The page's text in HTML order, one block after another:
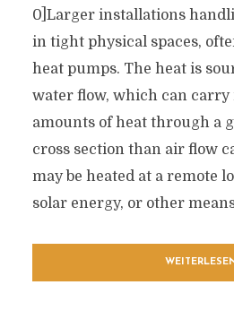
0]Larger installations
in tight physical spaces,
heat pumps. The heat is
water flow, which can
amounts of heat through a
cross section than air flow
may be heated at a remote
solar energy, or other